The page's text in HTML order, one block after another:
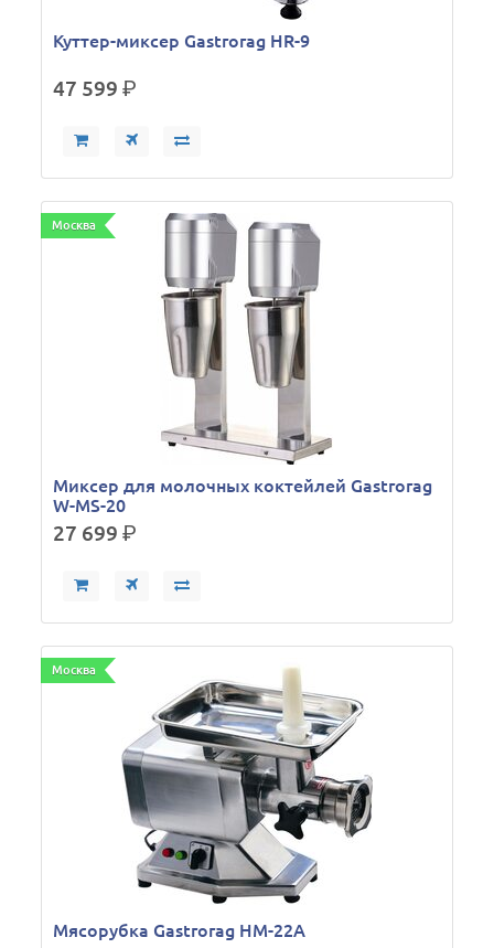
Куттер-миксер Gastrorag HR-9
47 599р.
Москва
Миксер для молочных коктейлей Gastrorag
W-MS-20
27 699р.
Москва
Мясорубка Gastrorag HM-22A